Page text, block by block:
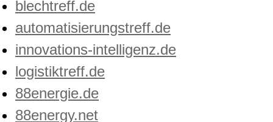
blechtreff.de
automatisierungstreff.de
innovations-intelligenz.de
logistiktreff.de
88energie.de
88energy.net